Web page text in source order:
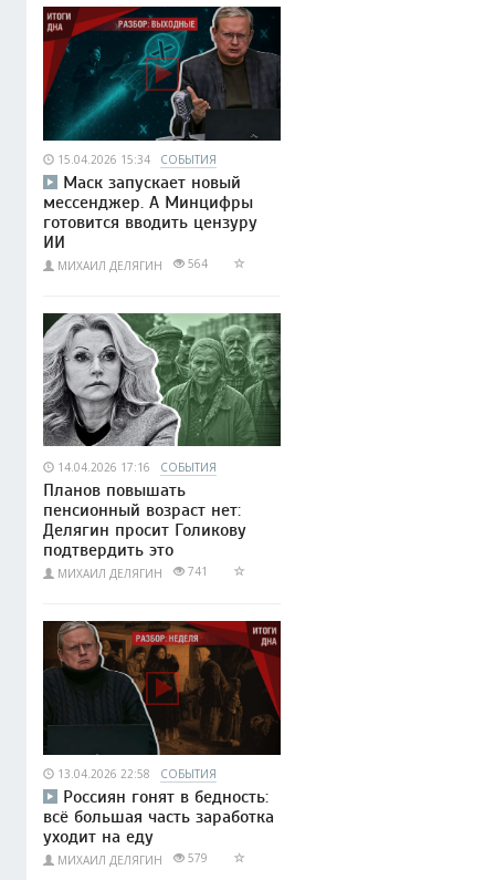
15.04.2026 15:34 СОБЫТИЯ
Маск запускает новый
мессенджер. А Минцифры
готовится вводить цензуру
ИИ
МИХАИЛ ДЕЛЯГИН 564
14.04.2026 17:16 СОБЫТИЯ
Планов повышать
пенсионный возраст нет:
Делягин просит Голикову
подтвердить это
МИХАИЛ ДЕЛЯГИН 741
13.04.2026 22:58 СОБЫТИЯ
Россиян гонят в бедность:
всё большая часть заработка
уходит на еду
МИХАИЛ ДЕЛЯГИН 579